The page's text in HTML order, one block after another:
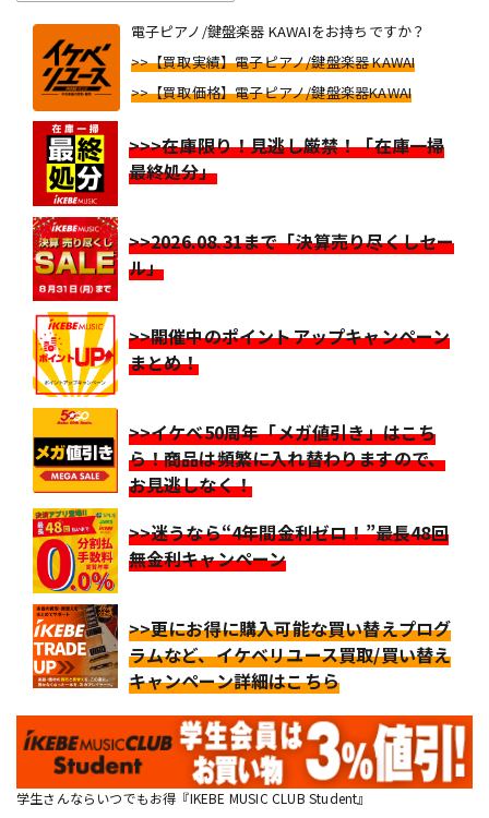
電子ピアノ/鍵盤楽器 KAWAIをお持ちですか？
>>【買取実績】電子ピアノ/鍵盤楽器 KAWAI
>>【買取価格】電子ピアノ/鍵盤楽器KAWAI
>>>在庫限り！見逃し厳禁！「在庫一掃
最終処分」
>>2026.08.31まで「決算売り尽くしセー
ル」
>>開催中のポイントアップキャンペーン
まとめ！
>>イケベ50周年「メガ値引き」はこち
ら！商品は頻繁に入れ替わりますので、
お見逃しなく！
>>迷うなら“4年間金利ゼロ！”最長48回
無金利キャンペーン
>>更にお得に購入可能な買い替えプログ
ラムなど、イケベリユース買取/買い替え
キャンペーン詳細はこちら
学生さんならいつでもお得『IKEBE MUSIC CLUB Student』